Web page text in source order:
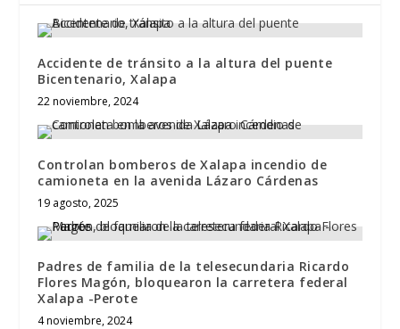
Accidente de tránsito a la altura del puente
Bicentenario, Xalapa
22 noviembre, 2024
Controlan bomberos de Xalapa incendio de
camioneta en la avenida Lázaro Cárdenas
19 agosto, 2025
Padres de familia de la telesecundaria Ricardo
Flores Magón, bloquearon la carretera federal
Xalapa -Perote
4 noviembre, 2024